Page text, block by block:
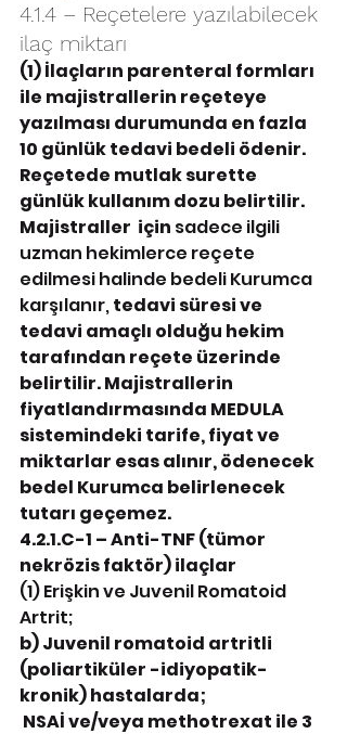
4.1.4 – Reçetelere yazılabilecek
ilaç miktarı
(1) İlaçların parenteral formları
ile majistrallerin reçeteye
yazılması durumunda en fazla
10 günlük tedavi bedeli ödenir.
Reçetede mutlak surette
günlük kullanım dozu belirtilir.
Majistraller  için sadece ilgili
uzman hekimlerce reçete
edilmesi halinde bedeli Kurumca
karşılanır, tedavi süresi ve
tedavi amaçlı olduğu hekim
tarafından reçete üzerinde
belirtilir. Majistrallerin
fiyatlandırmasında MEDULA
sistemindeki tarife, fiyat ve
miktarlar esas alınır, ödenecek
bedel Kurumca belirlenecek
tutarı geçemez.
4.2.1.C-1 – Anti-TNF (tümor
nekrözis faktör) ilaçlar
(1) Erişkin ve Juvenil Romatoid
Artrit;
b) Juvenil romatoid artritli
(poliartiküler -idiyopatik-
kronik) hastalarda;